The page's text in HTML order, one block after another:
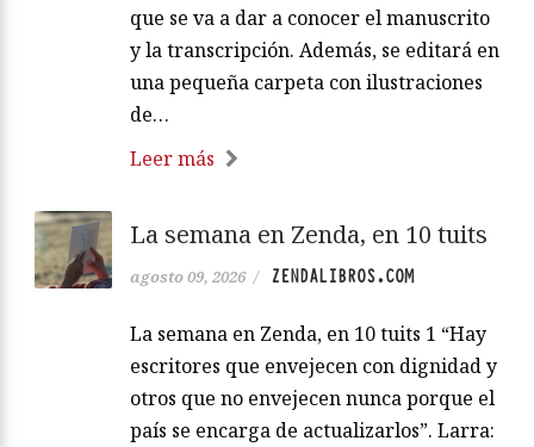
que se va a dar a conocer el manuscrito
y la transcripción. Además, se editará en
una pequeña carpeta con ilustraciones
de…
Leer más
La semana en Zenda, en 10 tuits
agosto 09, 2026 / ZENDALIBROS.COM
La semana en Zenda, en 10 tuits 1 “Hay
escritores que envejecen con dignidad y
otros que no envejecen nunca porque el
país se encarga de actualizarlos”. Larra: